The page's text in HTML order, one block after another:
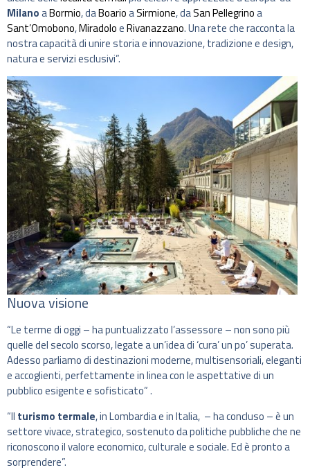
MilanoaBormio, daBoarioaSirmione, daSan Pellegrinoa
Sant’Omobono,MiradoloeRivanazzano. Una rete che racconta la
nostra capacità di unire storia e innovazione, tradizione e design,
natura e servizi esclusivi”.
Nuova visione
“Le terme di oggi – ha puntualizzato l’assessore – non sono più
quelle del secolo scorso, legate a un’idea di ‘cura’ un po’ superata.
Adesso parliamo di destinazioni moderne, multisensoriali, eleganti
e accoglienti, perfettamente in linea con le aspettative di un
pubblico esigente e sofisticato” .
“Il turismo termale, in Lombardia e in Italia, – ha concluso – è un
settore vivace, strategico, sostenuto da politiche pubbliche che ne
riconoscono il valore economico, culturale e sociale. Ed è pronto a
sorprendere”.